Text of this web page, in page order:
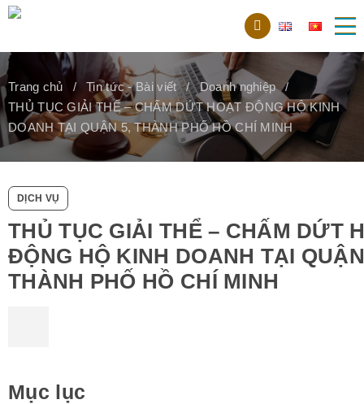
Trang chủ Tin tức - Bài viết
Doanh nghiệp
THỦ TỤC GIẢI THỂ – CHẤM DỨT HOẠT ĐỘNG HỘ KINH
DOANH TẠI QUẬN 5, THÀNH PHỐ HỒ CHÍ MINH
DỊCH VỤ
THỦ TỤC GIẢI THỂ – CHẤM DỨT
ĐỘNG HỘ KINH DOANH TẠI
THÀNH PHỐ HỒ CHÍ MINH
Mục lục